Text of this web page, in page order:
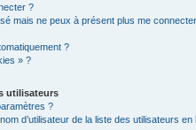
?
mais ne peux à présent plus me
?
» ?
utilisateurs
?
d’utilisateur de la liste des utilisateurs en